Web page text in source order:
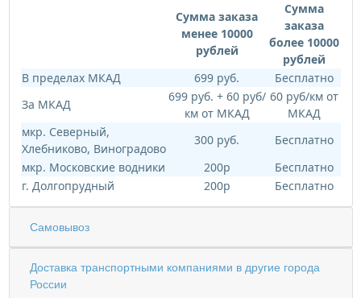
Сумма заказа
менее 10000
рублей
Сумма
заказа
более 10000
рублей
В пределах МКАД
699 руб.
Бесплатно
За МКАД
699 руб. + 60 руб/
км от МКАД
60 руб/км от
МКАД
мкр. Северный,
Хлебниково, Виноградово
300 руб.
Бесплатно
мкр. Московские водники
200р
Бесплатно
г. Долгопрудный
200р Бесплатно
Самовывоз
Доставка транспортными компаниями в другие города
России